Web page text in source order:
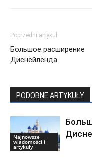
Poprzedni artykuł
Большое расширение
Диснейленда
PODOBNE ARTYKUŁY
Najnowsze
wiadomości i
artykuły